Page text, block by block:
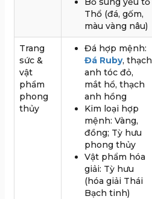
Thổ (đá, gốm,
màu vàng nâu)
Trang
sức &
vật
phẩm
phong
thủy
Đá hợp mệnh:
Đá Ruby, thạch
anh tóc đỏ,
mắt hổ, thạch
anh hồng
Kim loại hợp
mệnh: Vàng,
đồng; Tỳ hưu
phong thủy
Vật phẩm hóa
giải: Tỳ hưu
(hóa giải Thái
Bạch tinh)